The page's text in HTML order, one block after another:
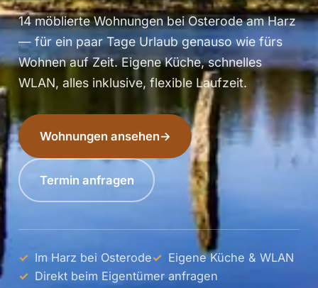
14 möblierte Wohnungen bei Osterode am Harz
— für ein paar Tage Urlaub genauso wie fürs
Wohnen auf Zeit. Eigene Küche, schnelles
WLAN, alles inklusive, flexible Laufzeit.
Wohnungen ansehen→
Termin anfragen
Im Harz bei Osterode
Eigene Küche & WLAN
Direkt beim Eigentümer anfragen